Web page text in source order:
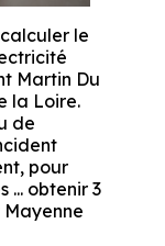
le
Martin Du
la Loire.
de
pour
... obtenir 3